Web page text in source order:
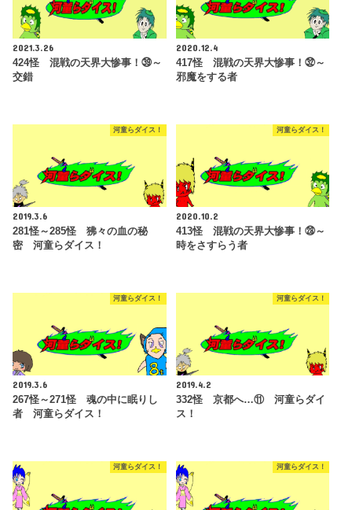
2021.3.26
424怪 混戦の天界大惨事！㊴～
交錯
2020.12.4
417怪 混戦の天界大惨事！㉜～
邪魔をする者
河童らダイス！
2019.3.6
281怪～285怪 狒々の血の秘
密 河童らダイス！
河童らダイス！
2020.10.2
413怪 混戦の天界大惨事！㉘～
時をさすらう者
河童らダイス！
2019.3.6
267怪～271怪 魂の中に眠りし
者 河童らダイス！
河童らダイス！
2019.4.2
332怪 京都へ…⑪ 河童らダイ
ス！
河童らダイス！ 河童らダイス！